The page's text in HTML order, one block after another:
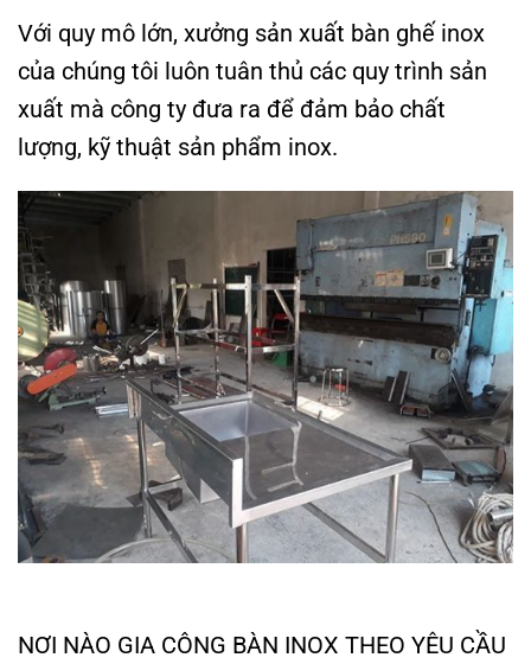
Với quy mô lớn, xưởng sản xuất bàn ghế inox
của chúng tôi luôn tuân thủ các quy trình sản
xuất mà công ty đưa ra để đảm bảo chất
lượng, kỹ thuật sản phẩm inox.
NƠI NÀO GIA CÔNG BÀN INOX THEO YÊU CẦU